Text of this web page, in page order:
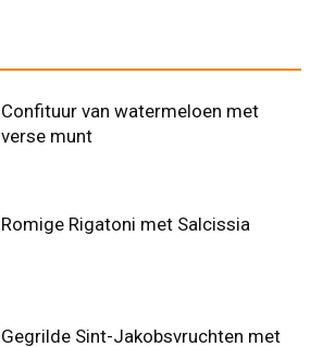
Confituur van watermeloen met
verse munt
Romige Rigatoni met Salcissia
Gegrilde Sint-Jakobsvruchten met